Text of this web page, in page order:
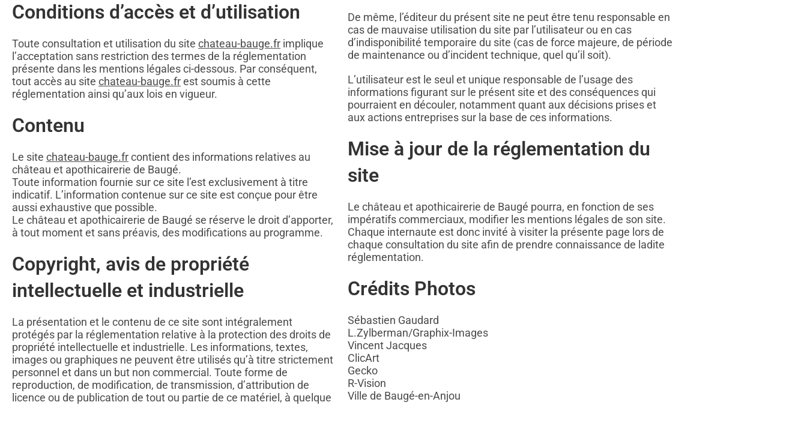
Conditions d’accès et d’utilisation
Toute consultation et utilisation du site chateau-bauge.fr implique
l’acceptation sans restriction des termes de la réglementation
présente dans les mentions légales ci-dessous. Par conséquent,
tout accès au site chateau-bauge.frest soumis à cette
réglementation ainsi qu’aux lois en vigueur.
Contenu
Le site chateau-bauge.frcontient des informations relatives au
château et apothicairerie de Baugé.
Toute information fournie sur ce site l’est exclusivement à titre
indicatif. L’information contenue sur ce site est conçue pour être
aussi exhaustive que possible.
Le château et apothicairerie de Baugé se réserve le droit d’apporter,
à tout moment et sans préavis, des modifications au programme.
Copyright, avis de propriété
intellectuelle et industrielle
La présentation et le contenu de ce site sont intégralement
protégés par la réglementation relative à la protection des droits de
propriété intellectuelle et industrielle. Les informations, textes,
images ou graphiques ne peuvent être utilisés qu’à titre strictement
personnel et dans un but non commercial. Toute forme de
reproduction, de modification, de transmission, d’attribution de
licence ou de publication de tout ou partie de ce matériel, à quelque
De même, l’éditeur du présent site ne peut être tenu responsable en
cas de mauvaise utilisation du site par l’utilisateur ou en cas
d’indisponibilité temporaire du site (cas de force majeure, de période
de maintenance ou d’incident technique, quel qu’il soit).
L’utilisateur est le seul et unique responsable de l’usage des
informations figurant sur le présent site et des conséquences qui
pourraient en découler, notamment quant aux décisions prises et
aux actions entreprises sur la base de ces informations.
Mise à jour de la réglementation du
site
Le château et apothicairerie de Baugé pourra, en fonction de ses
impératifs commerciaux, modifier les mentions légales de son site.
Chaque internaute est donc invité à visiter la présente page lors de
chaque consultation du site afin de prendre connaissance de ladite
réglementation.
Crédits Photos
Sébastien Gaudard
L.Zylberman/Graphix-Images
Vincent Jacques
ClicArt
Gecko
R-Vision
Ville de Baugé-en-Anjou